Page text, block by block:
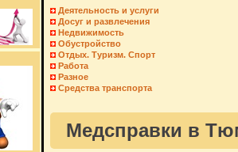
Деятельность и услуги
Досуг и развлечения
Недвижимость
Обустройство
Отдых. Туризм. Спорт
Работа
Разное
Средства транспорта
Медсправки в